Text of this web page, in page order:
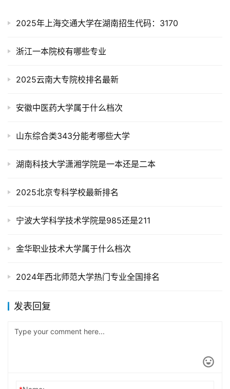
2025年上海交通大学在湖南招生代码：3170
浙江一本院校有哪些专业
2025云南大专院校排名最新
安徽中医药大学属于什么档次
山东综合类343分能考哪些大学
湖南科技大学潇湘学院是一本还是二本
2025北京专科学校最新排名
宁波大学科学技术学院是985还是211
金华职业技术大学属于什么档次
2024年西北师范大学热门专业全国排名
发表回复